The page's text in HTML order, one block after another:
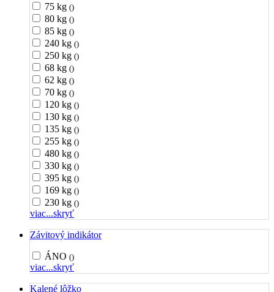
75 kg ()
80 kg ()
85 kg ()
240 kg ()
250 kg ()
68 kg ()
62 kg ()
70 kg ()
120 kg ()
130 kg ()
135 kg ()
255 kg ()
480 kg ()
330 kg ()
395 kg ()
169 kg ()
230 kg ()
viac...skryť
Závitový indikátor
ÁNO ()
viac...skryť
Kalené lôžko